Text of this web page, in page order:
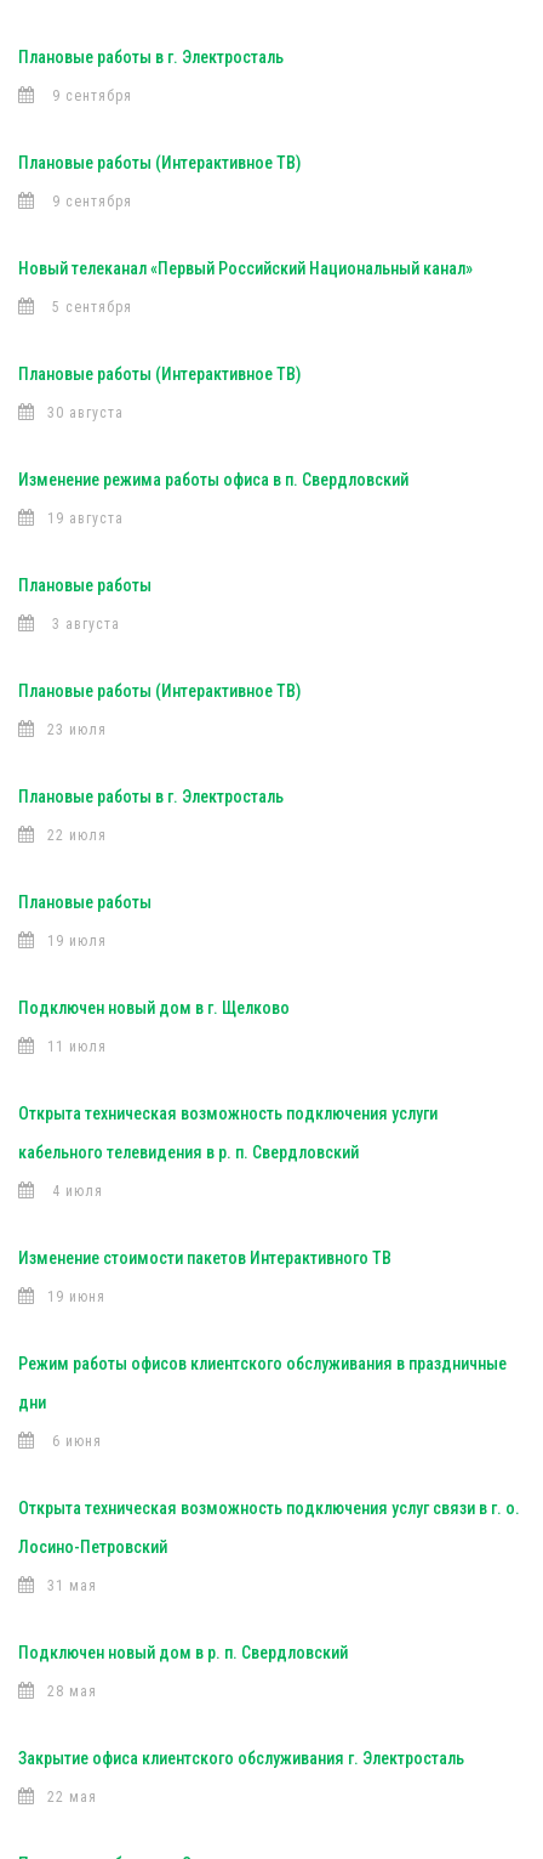
Плановые работы в г. Электросталь
9 сентября
Плановые работы (Интерактивное ТВ)
9 сентября
Новый телеканал «Первый Российский Национальный канал»
5 сентября
Плановые работы (Интерактивное ТВ)
30 августа
Изменение режима работы офиса в п. Свердловский
19 августа
Плановые работы
3 августа
Плановые работы (Интерактивное ТВ)
23 июля
Плановые работы в г. Электросталь
22 июля
Плановые работы
19 июля
Подключен новый дом в г. Щелково
11 июля
Открыта техническая возможность подключения услуги
кабельного телевидения в р. п. Свердловский
4 июля
Изменение стоимости пакетов Интерактивного ТВ
19 июня
Режим работы офисов клиентского обслуживания в праздничные
дни
6 июня
Открыта техническая возможность подключения услуг связи в г. о.
Лосино-Петровский
31 мая
Подключен новый дом в р. п. Свердловский
28 мая
Закрытие офиса клиентского обслуживания г. Электросталь
22 мая